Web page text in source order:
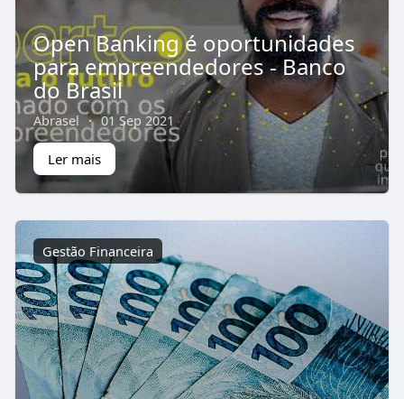
Open Banking é oportunidades
para empreendedores - Banco
do Brasil
Abrasel · 01 Sep 2021
Ler mais
Gestão Financeira